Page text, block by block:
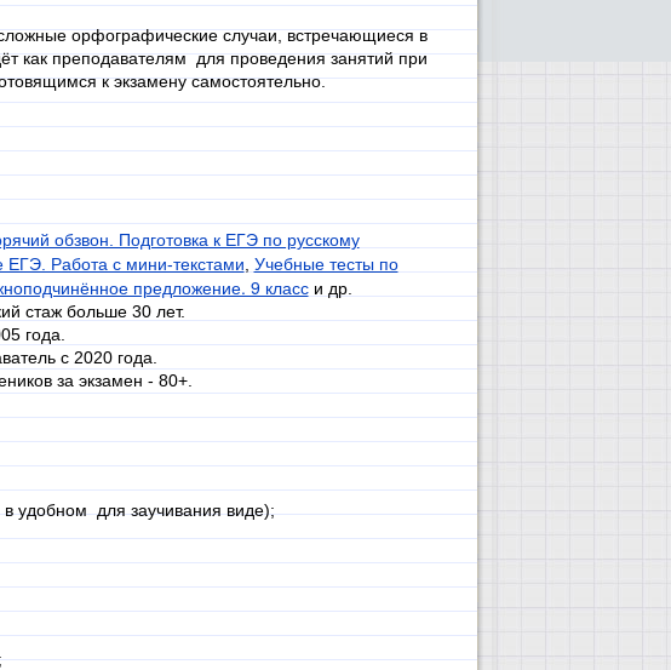
орфографические случаи, встречающиеся в
как преподавателям для проведения занятий при
к экзамену самостоятельно.
обзвон. Подготовка к ЕГЭ по русскому
ЕГЭ. Работа с мини-текстами Учебные тесты по
предложение. 9 класси др.
стаж больше 30 лет.
года.
с 2020 года.
за экзамен - 80+.
удобном для заучивания виде);